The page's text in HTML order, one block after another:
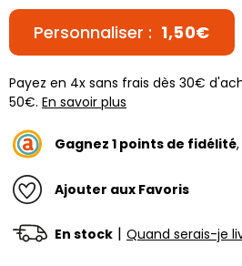
Personnaliser : 1,50€
Payez en 4x sans frais dès 30€
50€. En savoir plus
Gagnez 1 points de fidélité,
Ajouter aux Favoris
En stock | Quand serais-je